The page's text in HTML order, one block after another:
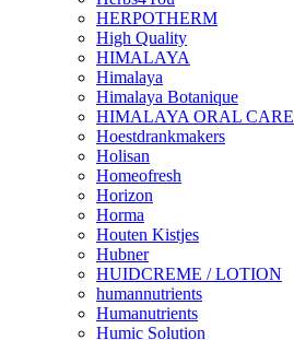
HERPOTHERM
High Quality
HIMALAYA
Himalaya
Himalaya Botanique
HIMALAYA ORAL CARE
Hoestdrankmakers
Holisan
Homeofresh
Horizon
Horma
Houten Kistjes
Hubner
HUIDCREME / LOTION
humannutrients
Humanutrients
Humic Solution